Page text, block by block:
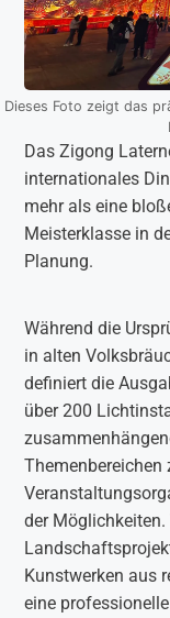
Dieses Foto zeigt das
Das Zigong
internationales
mehr als eine
Meisterklasse in
Planung.
Während die
in alten
definiert die
über 200
der
Kunstwerken aus
eine